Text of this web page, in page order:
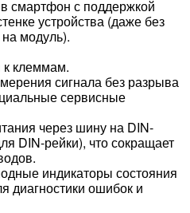
смартфон с поддержкой
устройства (даже без
модуль).
к клеммам.
сигнала без разрыва
сервисные
через шину на DIN-
DIN-рейки), что сокращает
индикаторы состояния
диагностики ошибок и